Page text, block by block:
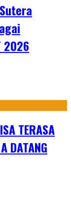
2026
TERASA
DATANG